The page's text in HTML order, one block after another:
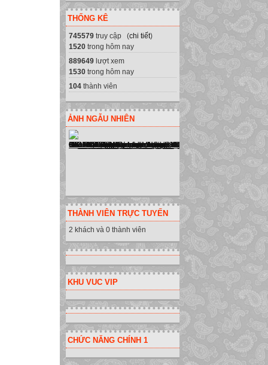
THỐNG KÊ
745579 truy cập (chi tiết)
1520 trong hôm nay
889649 lượt xem
1530 trong hôm nay
104 thành viên
ẢNH NGẪU NHIÊN
THÀNH VIÊN TRỰC TUYẾN
2 khách và 0 thành viên
KHU VUC VIP
CHỨC NĂNG CHÍNH 1